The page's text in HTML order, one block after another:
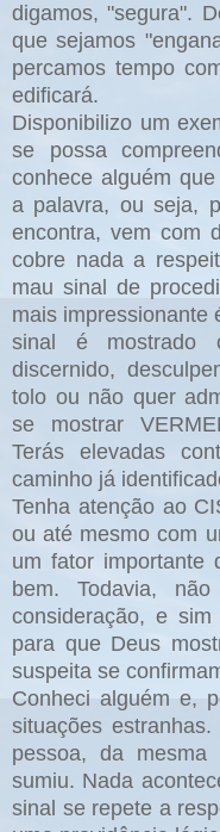
digamos, "segura".
que sejamos
percamos tempo
edificará.
Disponibilizo um
se possa
conhece alguém
a palavra, ou seja,
encontra, vem com
cobre nada a
mau sinal de
mais impressionante
sinal é mostrado
discernido,
tolo ou não quer
se mostrar
Terás elevadas
caminho já
Tenha atenção ao
ou até mesmo com
um fator importante
bem. Todavia,
consideração, e
para que Deus
suspeita se
Conheci alguém e,
situações
pessoa, da mesma
sumiu. Nada
sinal se repete a